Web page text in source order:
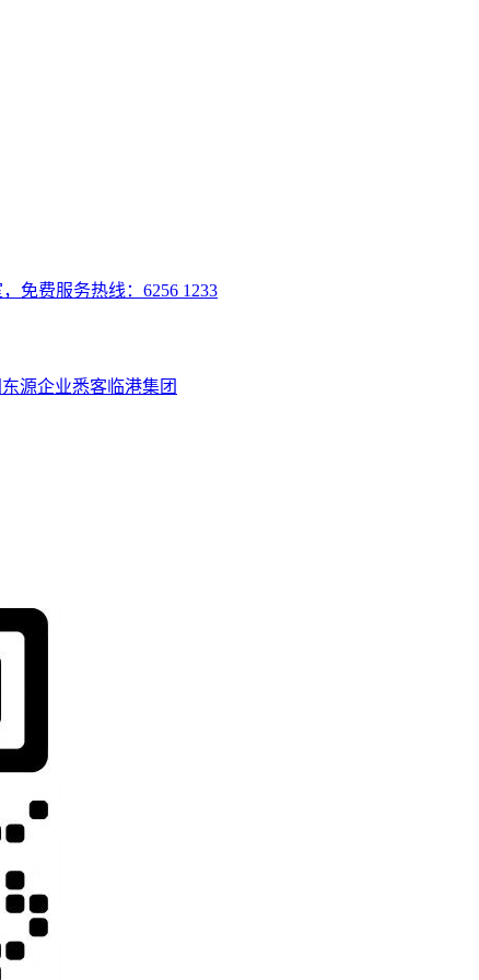
免费服务热线：6256 1233
东源企业悉客 临港集团